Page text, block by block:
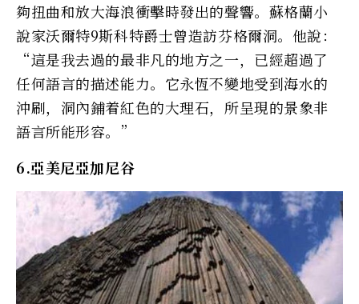
夠扭曲和放大海浪衝擊時發出的聲響。蘇格蘭小
說家沃爾特9斯科特爵士曾造訪芬格爾洞。他說：
“這是我去過的最非凡的地方之一，已經超過了
任何語言的描述能力。它永恆不變地受到海水的
沖刷，洞內鋪着紅色的大理石，所呈現的景象非
語言所能形容。”
6.亞美尼亞加尼谷